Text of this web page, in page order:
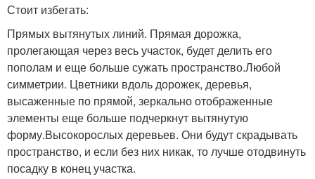
Стоит избегать:
Прямых вытянутых линий. Прямая дорожка,
пролегающая через весь участок, будет делить его
пополам и еще больше сужать пространство.Любой
симметрии. Цветники вдоль дорожек, деревья,
высаженные по прямой, зеркально отображенные
элементы еще больше подчеркнут вытянутую
форму.Высокорослых деревьев. Они будут скрадывать
пространство, и если без них никак, то лучше отодвинуть
посадку в конец участка.